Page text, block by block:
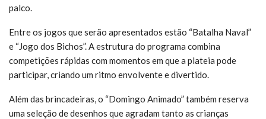
palco.
Entre os jogos que serão apresentados estão “Batalha Naval”
e “Jogo dos Bichos”. A estrutura do programa combina
competições rápidas com momentos em que a plateia pode
participar, criando um ritmo envolvente e divertido.
Além das brincadeiras, o “Domingo Animado” também reserva
uma seleção de desenhos que agradam tanto as crianças